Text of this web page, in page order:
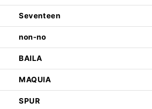
Seventeen
non-no
BAILA
MAQUIA
SPUR